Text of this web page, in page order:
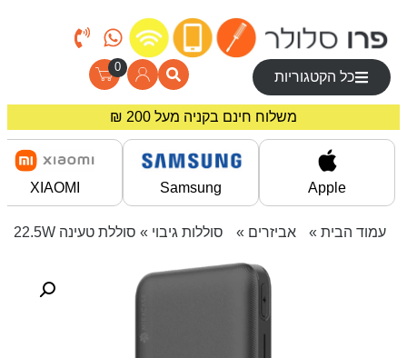
כל הקטגוריות
0
משלוח חינם בקניה מעל 200 ₪
מחירים מיוחדים לרוכשים באתר!
Apple
Samsung
XIAOMI
עמוד הבית » אביזרים » סוללות גיבוי » סוללת טעינה 10000mAh 22.5W שחור MIRACASE